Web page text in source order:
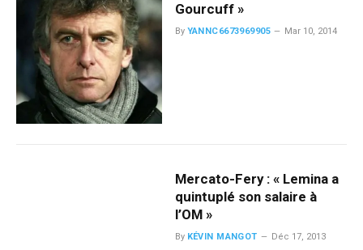
Gourcuff »
By YANNC6673969905 Mar 10, 2014
Mercato-Fery : « Lemina a
quintuplé son salaire à
l’OM »
By KÉVIN MANGOT Déc 17, 2013